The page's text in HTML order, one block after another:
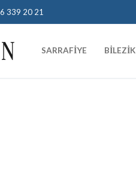
339 20 21
SARRAFIYE BILEZIK